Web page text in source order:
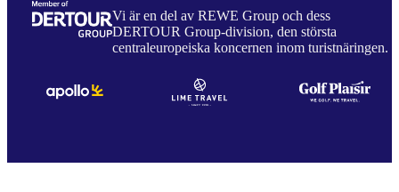
Vi är en del av REWE Group och dess
DERTOUR Group-division, den största
centraleuropeiska koncernen inom turistnäringen.